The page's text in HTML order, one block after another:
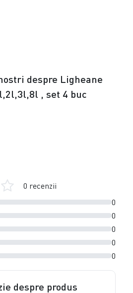
despre Ligheane
, set 4 buc
0
0
0
0
0
0 recenzii
despre produs